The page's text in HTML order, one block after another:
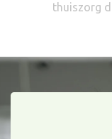
thuiszorg